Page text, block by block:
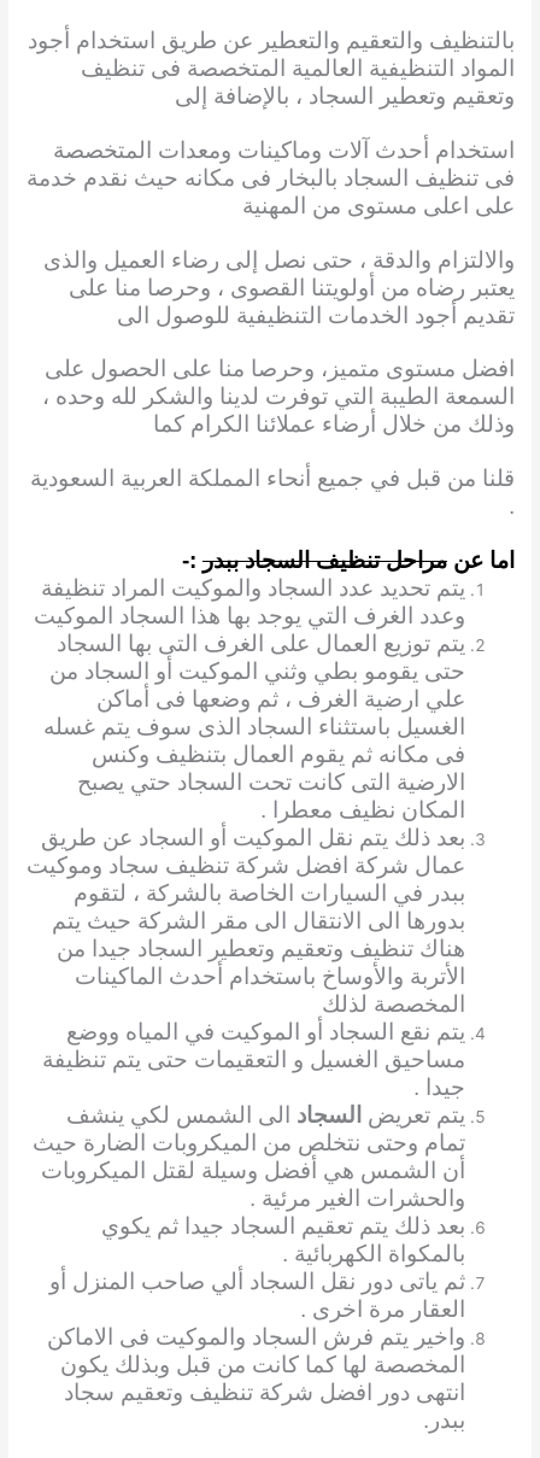
بالتنظيف والتعقيم والتعطير عن طريق استخدام أجود
المواد التنظيفية العالمية المتخصصة فى تنظيف
وتعقيم وتعطير السجاد ، بالإضافة إلى
استخدام أحدث آلات وماكينات ومعدات المتخصصة
فى تنظيف السجاد بالبخار فى مكانه حيث نقدم خدمة
على اعلى مستوى من المهنية
والالتزام والدقة ، حتى نصل إلى رضاء العميل والذى
يعتبر رضاه من أولويتنا القصوى ، وحرصا منا على
تقديم أجود الخدمات التنظيفية للوصول الى
افضل مستوى متميز، وحرصا منا على الحصول على
السمعة الطيبة التي توفرت لدينا والشكر لله وحده ،
وذلك من خلال أرضاء عملائنا الكرام كما
قلنا من قبل في جميع أنحاء المملكة العربية السعودية
.
اما عنمراحل تنظيف السجاد ببدر :-
يتم تحديد عدد السجاد والموكيت المراد تنظيفة
وعدد الغرف التي يوجد بها هذا السجاد الموكيت
يتم توزيع العمال على الغرف التى بها السجاد
حتى يقومو بطي وثني الموكيت أو السجاد من
علي ارضية الغرف ، ثم وضعها فى أماكن
الغسيل باستثناء السجاد الذى سوف يتم غسله
فى مكانه ثم يقوم العمال بتنظيف وكنس
الارضية التى كانت تحت السجاد حتي يصبح
المكان نظيف معطرا .
بعد ذلك يتم نقل الموكيت أو السجاد عن طريق
عمال شركة افضل شركة تنظيف سجاد وموكيت
ببدر في السيارات الخاصة بالشركة ، لتقوم
بدورها الى الانتقال الى مقر الشركة حيث يتم
هناك تنظيف وتعقيم وتعطير السجاد جيدا من
الأتربة والأوساخ باستخدام أحدث الماكينات
المخصصة لذلك
يتم نقع السجاد أو الموكيت في المياه ووضع
مساحيق الغسيل و التعقيمات حتى يتم تنظيفة
جيدا .
يتم تعريض السجاد الى الشمس لكي ينشف
تمام وحتى نتخلص من الميكروبات الضارة حيث
أن الشمس هي أفضل وسيلة لقتل الميكروبات
والحشرات الغير مرئية .
بعد ذلك يتم تعقيم السجاد جيدا ثم يكوي
بالمكواة الكهربائية .
ثم ياتى دور نقل السجاد ألي صاحب المنزل أو
العقار مرة اخرى .
واخير يتم فرش السجاد والموكيت فى الاماكن
المخصصة لها كما كانت من قبل وبذلك يكون
انتهى دور افضل شركة تنظيف وتعقيم سجاد
ببدر.